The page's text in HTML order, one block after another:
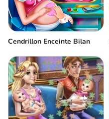
Cendrillon Enceinte Bilan